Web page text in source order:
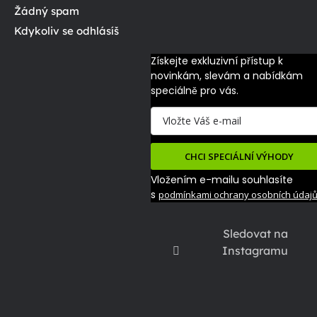
Sledovat na
Instagramu
Žádný spam
Kdykoliv se odhlásíš
Získejte exkluzivní přístup k
novinkám, slevám a nabídkám
speciálně pro vás.
CHCI SPECIÁLNÍ VÝHODY
Vložením e-mailu souhlasíte
s podmínkami ochrany osobních údajů